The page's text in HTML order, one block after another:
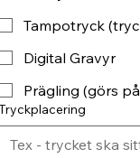
Tampotryck
Digital Gravyr
Prägling (görs